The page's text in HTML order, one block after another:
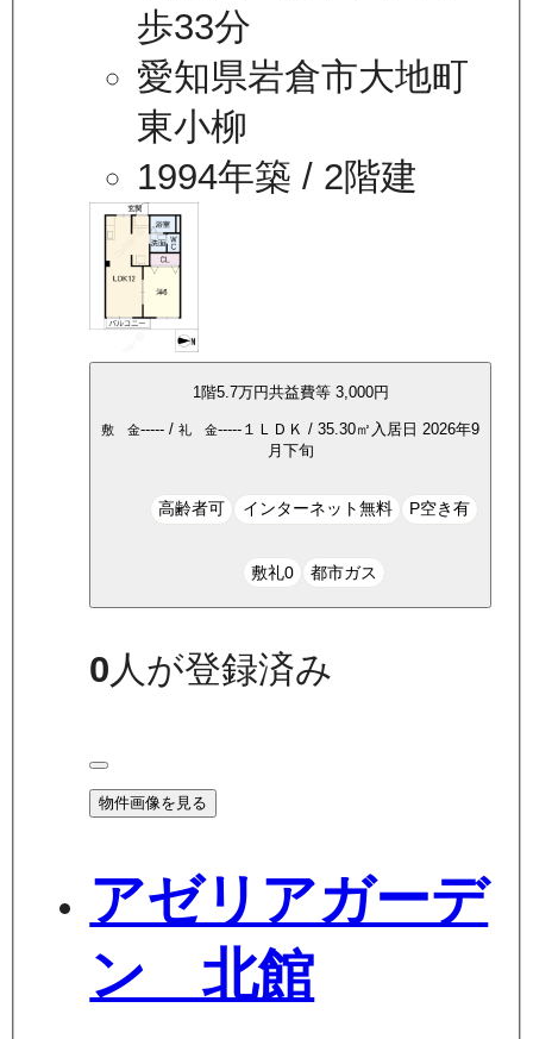
歩33分
愛知県岩倉市大地町
東小柳
1994年築 / 2階建
1階5.7万円共益費等 3,000円
敷 金----- / 礼 金----- １ＬＤＫ / 35.30㎡ 入居日 2026年9
月下旬
高齢者可 インターネット無料 P空き有
敷礼0 都市ガス
0 人が登録済み
物件画像を見る
アゼリアガーデ
ン 北館